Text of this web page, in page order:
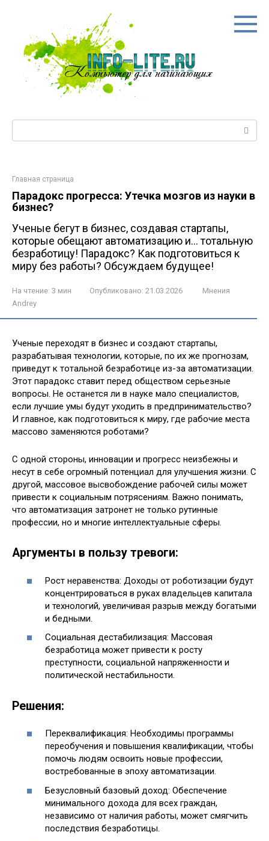
Главная страница
Парадокс прогресса: Утечка мозгов из науки в
бизнес?
Ученые бегут в бизнес, создавая стартапы,
которые обещают автоматизацию и... тотальную
безработицу! Парадокс? Как подготовиться к
миру без работы? Обсуждаем будущее!
На чтение: 3 мин Опубликовано: 21.03.2026
Мнения
Andrey
Ученые переходят в бизнес и создают стартапы,
разрабатывая технологии, которые, по их же прогнозам,
приведут к тотальной безработице из-за автоматизации.
Этот парадокс ставит перед обществом серьезные
вопросы. Не останется ли в науке мало специалистов,
если лучшие умы будут уходить в предпринимательство?
И главное, как подготовиться к миру, где рабочие места
массово заменяются роботами?
С одной стороны, инновации и прогресс неизбежны и
несут в себе огромный потенциал для улучшения жизни. С
другой, массовое высвобождение рабочей силы может
привести к социальным потрясениям. Важно понимать,
что автоматизация затронет не только рутинные
профессии, но и многие интеллектуальные сферы.
Аргументы в пользу тревоги:
Рост неравенства: Доходы от роботизации будут
концентрироваться в руках владельцев капитала
и технологий, увеличивая разрыв между богатыми
и бедными.
Социальная дестабилизация: Массовая
безработица может привести к росту
преступности, социальной напряженности и
политической нестабильности.
Решения:
Переквалификация: Необходимы программы
переобучения и повышения квалификации, чтобы
помочь людям освоить новые профессии,
востребованные в эпоху автоматизации.
Безусловный базовый доход: Обеспечение
минимального дохода для всех граждан,
независимо от наличия работы, может смягчить
последствия безработицы.